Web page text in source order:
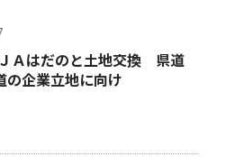
Ａはだのと土地交換 県道
の企業立地に向け